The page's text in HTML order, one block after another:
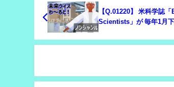
【Q.01220】 米科学誌
Scientists」が 毎年1月